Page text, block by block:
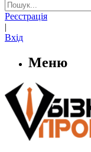
Реєстрація
|
Вхід
Меню